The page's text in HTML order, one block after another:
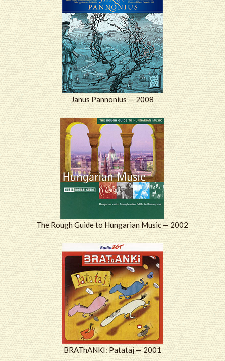
Janus Pannonius — 2008
The Rough Guide to Hungarian Music — 2002
BRAThANKI: Patataj — 2001